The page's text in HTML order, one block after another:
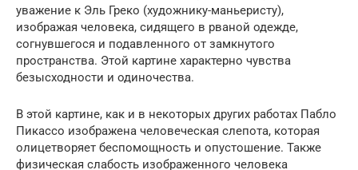
уважение к Эль Греко (художнику-маньеристу),
изображая человека, сидящего в рваной одежде,
согнувшегося и подавленного от замкнутого
пространства. Этой картине характерно чувства
безысходности и одиночества.
В этой картине, как и в некоторых других работах Пабло
Пикассо изображена человеческая слепота, которая
олицетворяет беспомощность и опустошение. Также
физическая слабость изображенного человека